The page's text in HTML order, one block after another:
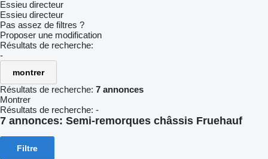
Essieu directeur
Essieu directeur
Pas assez de filtres ?
Proposer une modification
Résultats de recherche:
-
montrer
Résultats de recherche: 7 annonces
Montrer
Résultats de recherche: -
7 annonces: Semi-remorques châssis Fruehauf
Filtre